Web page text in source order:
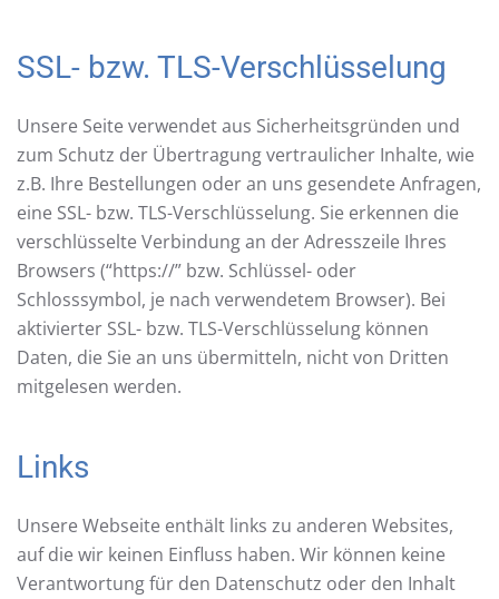
SSL- bzw. TLS-Verschlüsselung
Unsere Seite verwendet aus Sicherheitsgründen und
zum Schutz der Übertragung vertraulicher Inhalte, wie
z.B. Ihre Bestellungen oder an uns gesendete Anfragen,
eine SSL- bzw. TLS-Verschlüsselung. Sie erkennen die
verschlüsselte Verbindung an der Adresszeile Ihres
Browsers (“https://” bzw. Schlüssel- oder
Schlosssymbol, je nach verwendetem Browser). Bei
aktivierter SSL- bzw. TLS-Verschlüsselung können
Daten, die Sie an uns übermitteln, nicht von Dritten
mitgelesen werden.
Links
Unsere Webseite enthält links zu anderen Websites,
auf die wir keinen Einfluss haben. Wir können keine
Verantwortung für den Datenschutz oder den Inhalt